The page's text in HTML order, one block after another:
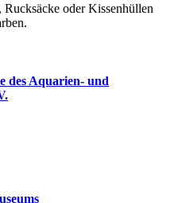
Rucksäcke oder Kissenhüllen
des Aquarien- und